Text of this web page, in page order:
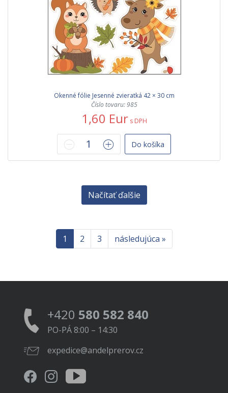
Okenné fólie Jesenné zvieratká 42 × 30 cm
Číslo tovaru: 985
1,60 Eur s DPH
Do košíka
Načítať ďalšie
1 2 3 následujúca »
+420 580 582 840
PO-PÁ 8:00 – 14:30
expedice@andelprerov.cz